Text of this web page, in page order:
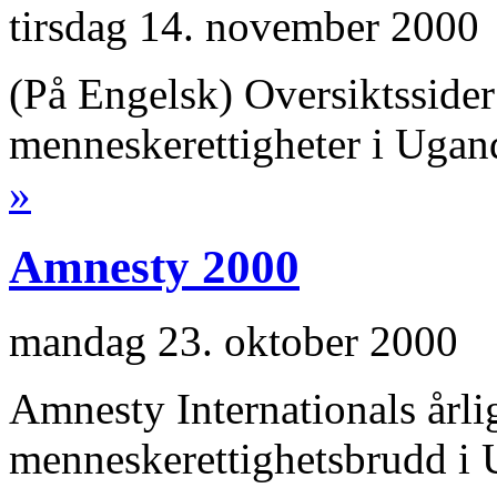
tirsdag 14. november 2000
(På Engelsk)
menneskerettigheter i
»
Amnesty 2000
mandag 23. oktober 2000
Amnesty Internationals
menneskerettighetsbrudd i